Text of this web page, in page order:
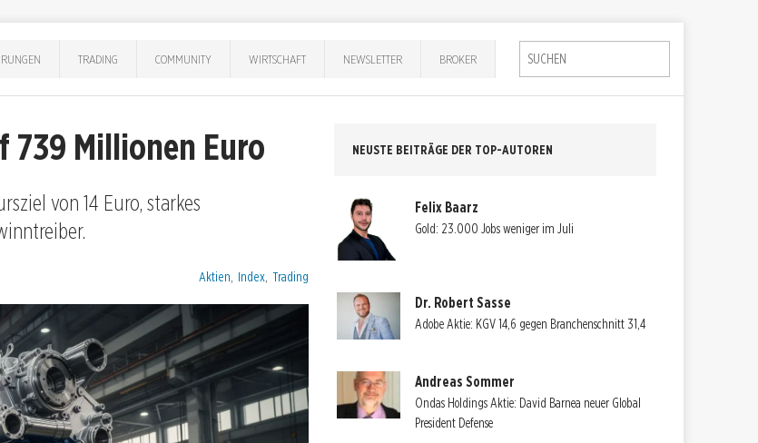
TRADING COMMUNITY WIRTSCHAFT NEWSLETTER BROKER
739 Millionen Euro
von 14 Euro, starkes
Kategorien:
Aktien Index Trading
NEUSTE BEITRÄGE DER TOP-AUTOREN
Felix Baarz
Gold: 23.000 Jobs weniger im Juli
Dr. Robert Sasse
Adobe Aktie: KGV 14,6 gegen Branchenschnitt 31,4
Andreas Sommer
Ondas Holdings Aktie: David Barnea neuer Global
President Defense